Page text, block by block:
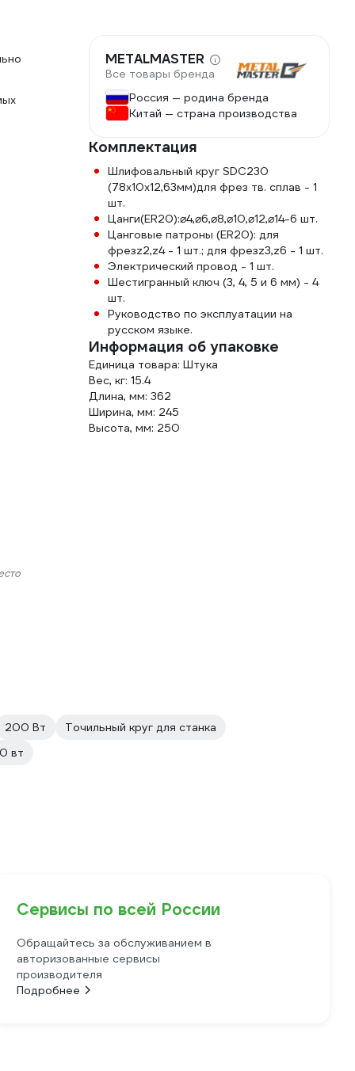
METALMASTER
Все товары бренда
Россия — родина бренда
Китай — страна производства
Комплектация
Шлифовальный круг SDC230
(78х10х12,63мм)для фрез тв. сплав - 1
шт.
Цанги(ER20):⌀4,⌀6,⌀8,⌀10,⌀12,⌀14-6 шт.
Цанговые патроны (ER20): для
фрезz2,z4 - 1 шт.; для фрезz3,z6 - 1 шт.
Электрический провод - 1 шт.
Шестигранный ключ (3, 4, 5 и 6 мм) - 4
шт.
Руководство по эксплуатации на
русском языке.
Информация об упаковке
Единица товара: Штука
Вес, кг: 15.4
Длина, мм: 362
Ширина, мм: 245
Высота, мм: 250
200 Вт
Точильный круг для станка
вт
Сервисы по всей России
Обращайтесь за обслуживанием в
авторизованные сервисы
производителя
Подробнее